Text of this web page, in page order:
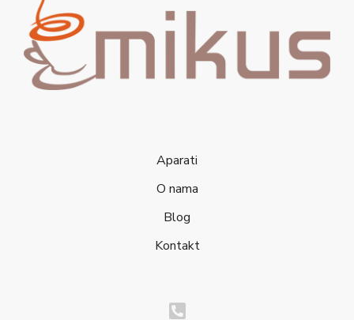
Aparati
O nama
Blog
Kontakt